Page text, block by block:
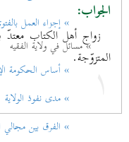
الجواب:
زواج أهل الكتاب معتدّ
المتزوّجة.
۱
» إجزاء العمل
» مسائل في ولاية الفقيه
» أساس الحكومة
» مدی نفوذ الولاية
» الفرق بين مجالي